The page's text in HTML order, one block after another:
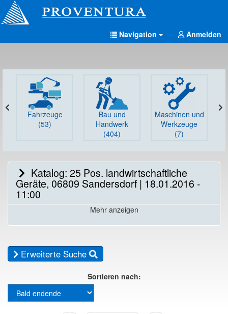
Navigation Anmelden
Fahrzeuge
(53)
Bau und
Handwerk
(404)
Maschinen und
Werkzeuge
(7)
Katalog: 25 Pos. landwirtschaftliche
Geräte, 06809 Sandersdorf | 18.01.2016 -
11:00
Mehr anzeigen
Erweiterte Suche
Sortieren nach: